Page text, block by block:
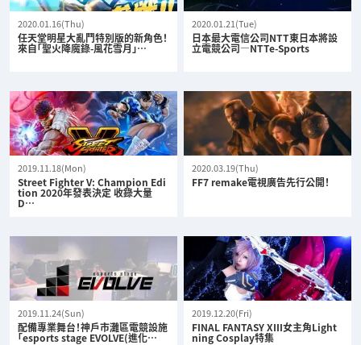
2020.01.16(Thu)
任天堂明星大亂鬥特別版的新角色！
來自「聖火降魔錄-風花雪月」…
2020.01.21(Tue)
日本最大電信公司NTT東日本將設
立電競公司—NTTe-Sports
2019.11.18(Mon)
Street Fighter V: Champion Edi
tion 2020年發表決定 收錄大量
D…
2020.03.19(Thu)
FF7 remake電視廣告先行公開！
2019.11.24(Sun)
配備專業舞台！神戶市灘區電競設施
「esports stage EVOLVE(進化…
2019.12.20(Fri)
FINAL FANTASY XIII女主角Light
ning Cosplay特集